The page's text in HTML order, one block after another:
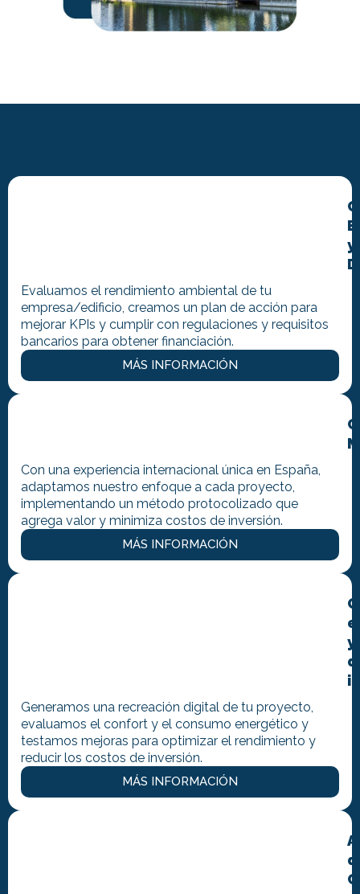
y
Evaluamos el rendimiento ambiental de tu
empresa/edificio, creamos un plan de acción para
mejorar KPIs y cumplir con regulaciones y requisitos
bancarios para obtener financiación.
MÁS INFORMACIÓN
Con una experiencia internacional única en España,
adaptamos nuestro enfoque a cada proyecto,
implementando un método protocolizado que
agrega valor y minimiza costos de inversión.
MÁS INFORMACIÓN
y
Generamos una recreación digital de tu proyecto,
evaluamos el confort y el consumo energético y
testamos mejoras para optimizar el rendimiento y
reducir los costos de inversión.
MÁS INFORMACIÓN